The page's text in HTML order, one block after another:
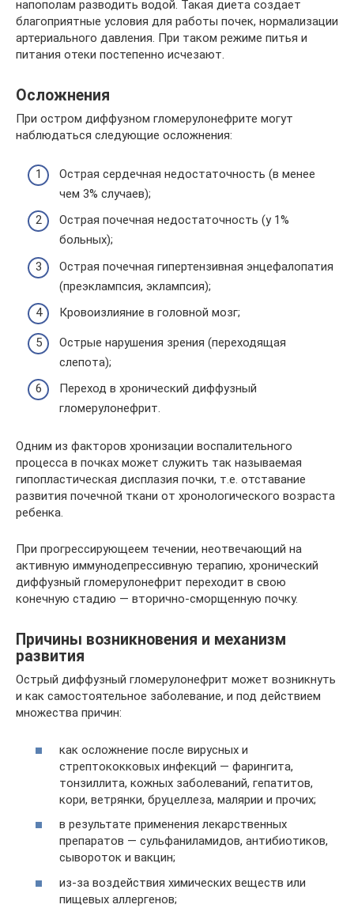
напополам разводить водой. Такая диета создает
благоприятные условия для работы почек, нормализации
артериального давления. При таком режиме питья и
питания отеки постепенно исчезают.
Осложнения
При остром диффузном гломерулонефрите могут
наблюдаться следующие осложнения:
Острая сердечная недостаточность (в менее
чем 3% случаев);
Острая почечная недостаточность (у 1%
больных);
Острая почечная гипертензивная энцефалопатия
(преэклампсия, эклампсия);
Кровоизлияние в головной мозг;
Острые нарушения зрения (переходящая
слепота);
Переход в хронический диффузный
гломерулонефрит.
Одним из факторов хронизации воспалительного
процесса в почках может служить так называемая
гипопластическая дисплазия почки, т.е. отставание
развития почечной ткани от хронологического возраста
ребенка.
При прогрессирующеем течении, неотвечающий на
активную иммунодепрессивную терапию, хронический
диффузный гломерулонефрит переходит в свою
конечную стадию — вторично-сморщенную почку.
Причины возникновения и механизм
развития
Острый диффузный гломерулонефрит может возникнуть
и как самостоятельное заболевание, и под действием
множества причин:
как осложнение после вирусных и
стрептококковых инфекций — фарингита,
тонзиллита, кожных заболеваний, гепатитов,
кори, ветрянки, бруцеллеза, малярии и прочих;
в результате применения лекарственных
препаратов — сульфаниламидов, антибиотиков,
сывороток и вакцин;
из-за воздействия химических веществ или
пищевых аллергенов;